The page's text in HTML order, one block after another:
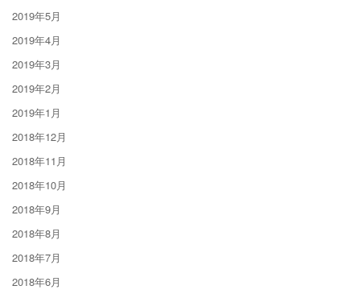
2019年5月
2019年4月
2019年3月
2019年2月
2019年1月
2018年12月
2018年11月
2018年10月
2018年9月
2018年8月
2018年7月
2018年6月